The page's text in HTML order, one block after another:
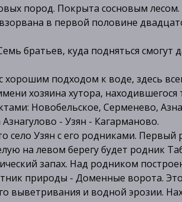
пород. Покрыта сосновым
в первой половине
братьев, куда подняться смогут
хорошим подходом к воде, здесь
хозяина хутора, находившегося
Новобельское, Серменево,
- Узян - Кагарманово.
село Узян с его родниками. Первый
на левом берегу будет родник
запах. Над родником
природы - Доменные ворота.
выветривания и водной эрозии.